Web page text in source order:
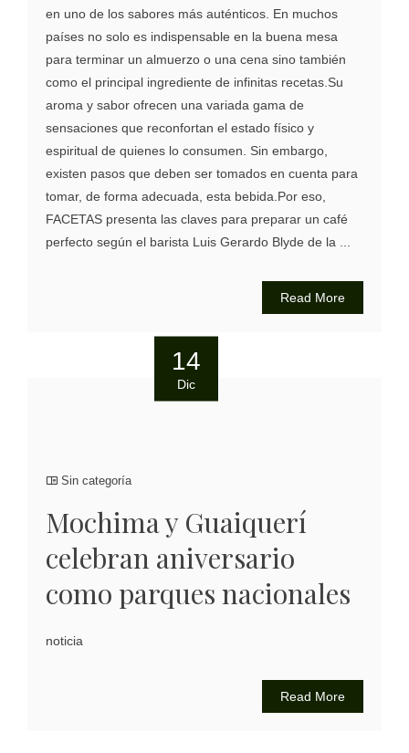
en uno de los sabores más auténticos. En muchos
países no solo es indispensable en la buena mesa
para terminar un almuerzo o una cena sino también
como el principal ingrediente de infinitas recetas.Su
aroma y sabor ofrecen una variada gama de
sensaciones que reconfortan el estado físico y
espiritual de quienes lo consumen. Sin embargo,
existen pasos que deben ser tomados en cuenta para
tomar, de forma adecuada, esta bebida.Por eso,
FACETAS presenta las claves para preparar un café
perfecto según el barista Luis Gerardo Blyde de la ...
Read More
14
Dic
Sin categoría
Mochima y Guaiquerí
celebran aniversario
como parques nacionales
noticia
Read More